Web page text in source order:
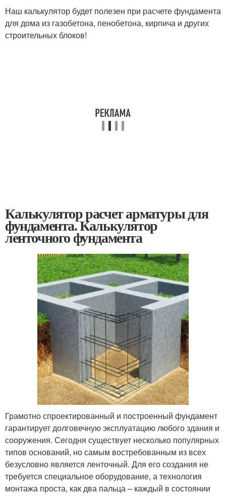
Наш калькулятор будет полезен при расчете фундамента
для дома из газобетона, пенобетона, кирпича и других
строительных блоков!
Калькулятор расчет арматуры для
фундамента. Калькулятор
ленточного фундамента
Грамотно спроектированный и построенный фундамент
гарантирует долговечную эксплуатацию любого здания и
сооружения. Сегодня существует несколько популярных
типов оснований, но самым востребованным из всех
безусловно является ленточный. Для его создания не
требуется специальное оборудование, а технология
монтажа проста, как два пальца – каждый в состоянии